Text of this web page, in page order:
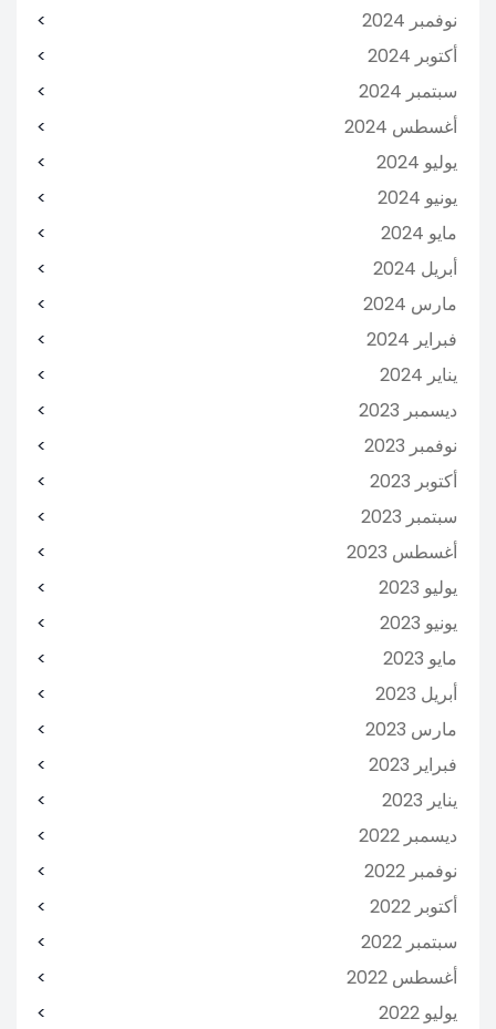
نوفمبر 2024
أكتوبر 2024
سبتمبر 2024
أغسطس 2024
يوليو 2024
يونيو 2024
مايو 2024
أبريل 2024
مارس 2024
فبراير 2024
يناير 2024
ديسمبر 2023
نوفمبر 2023
أكتوبر 2023
سبتمبر 2023
أغسطس 2023
يوليو 2023
يونيو 2023
مايو 2023
أبريل 2023
مارس 2023
فبراير 2023
يناير 2023
ديسمبر 2022
نوفمبر 2022
أكتوبر 2022
سبتمبر 2022
أغسطس 2022
يوليو 2022